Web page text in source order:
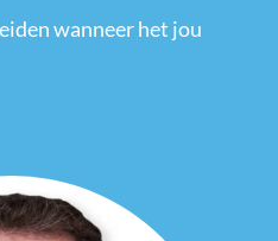
wanneer het jou